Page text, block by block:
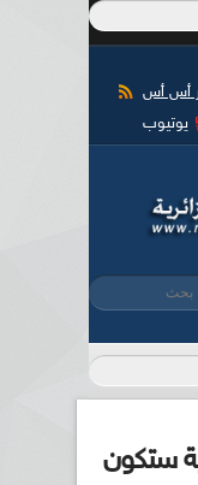
أس أس
يوتيوب
البحث ‏بحث ‏
ستكون